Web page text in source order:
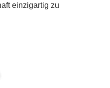
einzigartig zu